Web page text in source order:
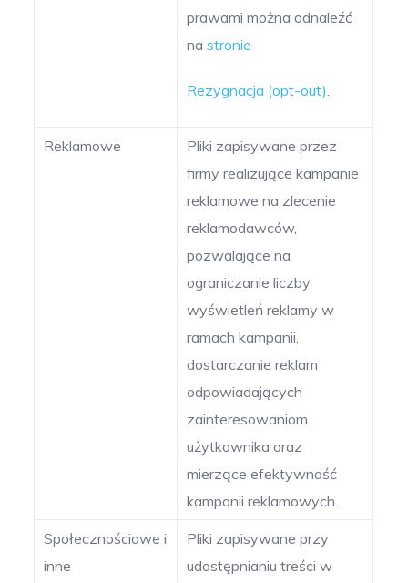
prawami można odnaleźć
nastronie
Rezygnacja (opt-out).
Reklamowe
Pliki zapisywane przez
firmy realizujące kampanie
reklamowe na zlecenie
reklamodawców,
pozwalające na
ograniczanie liczby
wyświetleń reklamy w
ramach kampanii,
dostarczanie reklam
odpowiadających
zainteresowaniom
użytkownika oraz
mierzące efektywność
kampanii reklamowych.
Społecznościowe i
inne
Pliki zapisywane przy
udostępnianiu treści w